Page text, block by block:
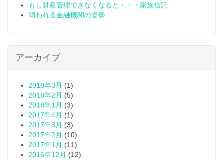
もし財産管理できなくなると・・・家族信託
問われる金融機関の姿勢
アーカイブ
2018年3月 (1)
2018年2月 (5)
2018年1月 (3)
2017年4月 (1)
2017年3月 (3)
2017年2月 (10)
2017年1月 (11)
2016年12月 (12)